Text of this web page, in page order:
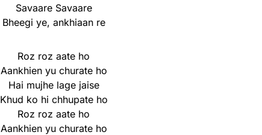
Savaare Savaare
Bheegi ye, ankhiaan re
Roz roz aate ho
Aankhien yu churate ho
Hai mujhe lage jaise
Khud ko hi chhupate ho
Roz roz aate ho
Aankhien yu churate ho